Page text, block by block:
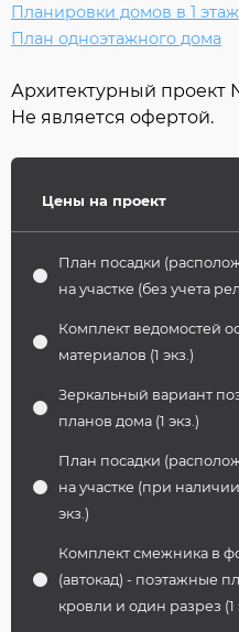
Планировки домов в 1 этаж
План одноэтажного дома
Архитектурный проект
Не является офертой.
Цены на проект
План посадки
на участке (без учета
Комплект ведомостей
материалов (1 экз.)
Зеркальный вариант
планов дома (1 экз.)
План посадки
на участке (при
экз.)
Комплект смежника в
(автокад) - поэтажные
кровли и один разрез (1